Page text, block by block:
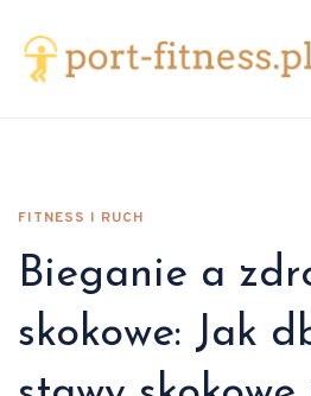
FITNESS I RUCH
Bieganie a
skokowe: Jak